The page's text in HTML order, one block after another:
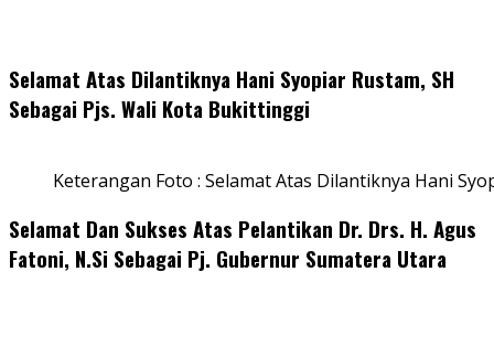
Selamat Atas Dilantiknya Hani Syopiar Rustam, SH
Sebagai Pjs. Wali Kota Bukittinggi
Keterangan Foto : Selamat Atas Dilantiknya Hani
Selamat Dan Sukses Atas Pelantikan Dr. Drs. H. Agus
Fatoni, N.Si Sebagai Pj. Gubernur Sumatera Utara